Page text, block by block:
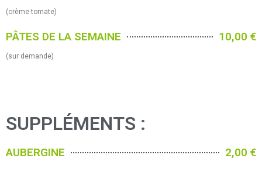
(crème tomate)
PÂTES DE LA SEMAINE 10,00 €
(sur demande)
SUPPLÉMENTS :
AUBERGINE 2,00 €